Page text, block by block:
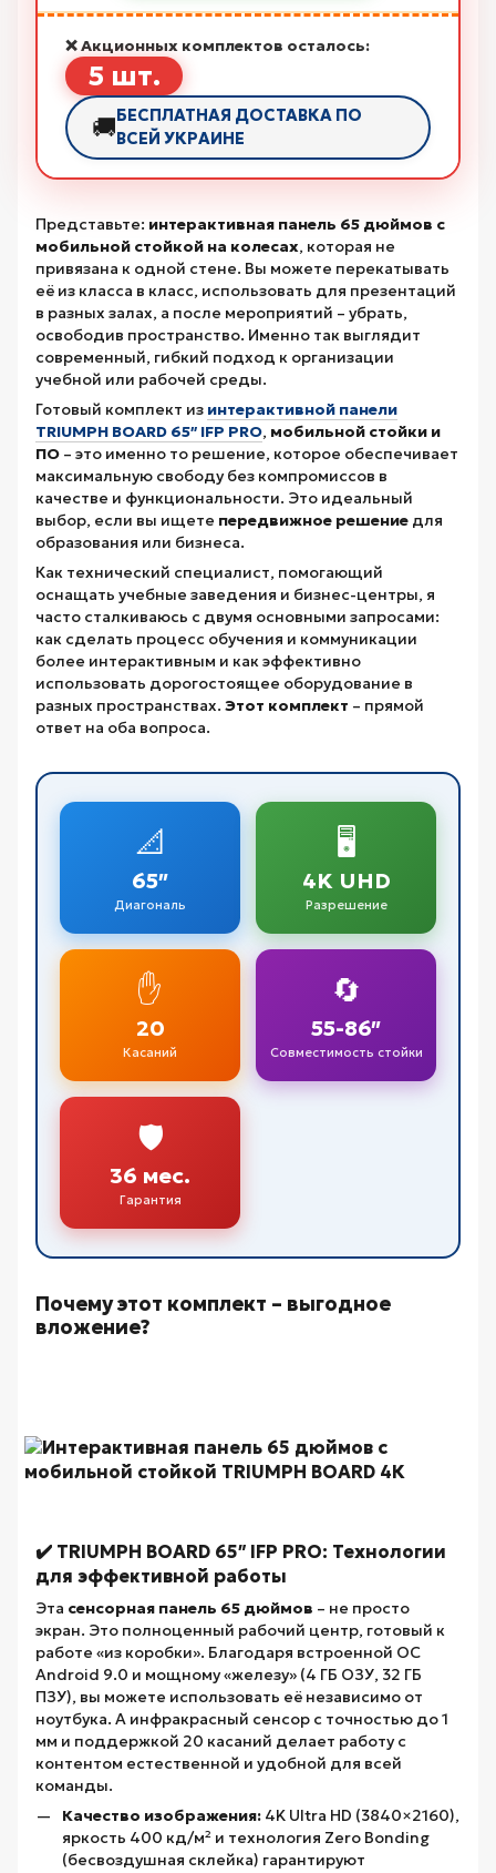
❌ Акционных комплектов осталось:
5 шт.
🚚БЕСПЛАТНАЯ ДОСТАВКА ПО
ВСЕЙ УКРАИНЕ
Представьте: интерактивная панель 65 дюймов с
мобильной стойкой на колесах, которая не
привязана к одной стене. Вы можете перекатывать
её из класса в класс, использовать для презентаций
в разных залах, а после мероприятий – убрать,
освободив пространство. Именно так выглядит
современный, гибкий подход к организации
учебной или рабочей среды.
Готовый комплект из интерактивной панели
TRIUMPH BOARD 65″ IFP PRO, мобильной стойки и
ПО – это именно то решение, которое обеспечивает
максимальную свободу без компромиссов в
качестве и функциональности. Это идеальный
выбор, если вы ищете передвижное решение для
образования или бизнеса.
Как технический специалист, помогающий
оснащать учебные заведения и бизнес-центры, я
часто сталкиваюсь с двумя основными запросами:
как сделать процесс обучения и коммуникации
более интерактивным и как эффективно
использовать дорогостоящее оборудование в
разных пространствах. Этот комплект – прямой
ответ на оба вопроса.
📐
65″
Диагональ
🖥️
4K UHD
Разрешение
✋
20
Касаний
🔄
55-86″
Совместимость стойки
🛡️
36 мес.
Гарантия
Почему этот комплект – выгодное
вложение?
✔️ TRIUMPH BOARD 65″ IFP PRO: Технологии
для эффективной работы
Эта сенсорная панель 65 дюймов – не просто
экран. Это полноценный рабочий центр, готовый к
работе «из коробки». Благодаря встроенной ОС
Android 9.0 и мощному «железу» (4 ГБ ОЗУ, 32 ГБ
ПЗУ), вы можете использовать её независимо от
ноутбука. А инфракрасный сенсор с точностью до 1
мм и поддержкой 20 касаний делает работу с
контентом естественной и удобной для всей
команды.
Качество изображения: 4K Ultra HD (3840×2160),
яркость 400 кд/м² и технология Zero Bonding
(бесвоздушная склейка) гарантируют